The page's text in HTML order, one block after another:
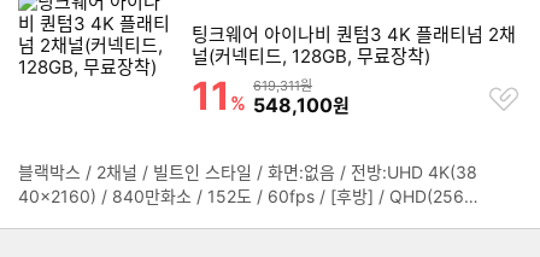
SA) / 전원관련 / 배터리방전방지 / 캐패시터내장 / 주차저전력모드
/ 녹화관련 / 스마트고온차단 / 야간보정 / 타임랩스 / 울트라나이트
비전 / 부가기능 / GPS내장 / 스마트폰 연동:커넥티드 연결,Wi-Fi
연결 / 시큐리티LED / 전후방 빌트인 듀얼 RADAR / RADAR 주차
모드 지원 / 2K QHD 60FPS 녹화 / 4K 30FPS 녹화
팅크웨어 아이나비 퀀텀3 4K 플래티넘 2채
널(커넥티드, 128GB, 무료장착)
할인률
11 %
상품금액
619,311원
할인금액
548,100원
찜
하
블랙박스 / 2채널 / 빌트인 스타일 / 화면:없음 / 전방:UHD 4K(38
40x2160) / 840만화소 / 152도 / 60fps / [후방] / QHD(2560x
펼